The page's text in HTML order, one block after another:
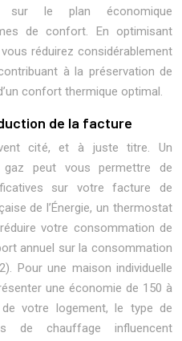
sur le plan économique
de confort. En optimisant
réduirez considérablement
à la préservation de
confort thermique optimal.
de la facture
cité, et à juste titre. Un
gaz peut vous permettre de
sur votre facture de
de l’Énergie, un thermostat
votre consommation de
annuel sur la consommation
Pour une maison individuelle
une économie de 150 à
votre logement, le type de
de chauffage influencent